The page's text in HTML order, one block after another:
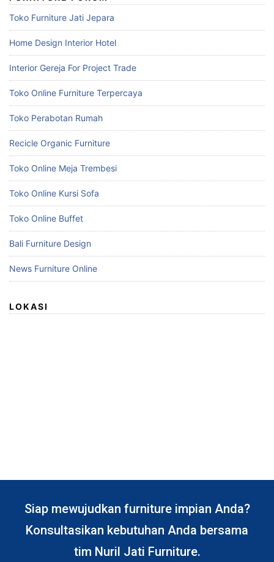
Toko Furniture Jati Jepara
Home Design Interior Hotel
Interior Gereja For Project Trade
Toko Online Furniture Terpercaya
Toko Perabotan Rumah
Recicle Organic Furniture
Toko Online Meja Trembesi
Toko Online Kursi Sofa
Toko Online Buffet
Bali Furniture Design
News Furniture Online
LOKASI
Siap mewujudkan furniture impian Anda?
Konsultasikan kebutuhan Anda bersama
tim Nuril Jati Furniture.